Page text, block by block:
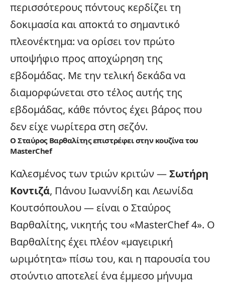
περισσότερους πόντους κερδίζει τη
δοκιμασία και αποκτά το σημαντικό
πλεονέκτημα: να ορίσει τον πρώτο
υποψήφιο προς αποχώρηση της
εβδομάδας. Με την τελική δεκάδα να
διαμορφώνεται στο τέλος αυτής της
εβδομάδας, κάθε πόντος έχει βάρος που
δεν είχε νωρίτερα στη σεζόν.
Ο Σταύρος Βαρθαλίτης επιστρέφει στην κουζίνα του
MasterChef
Καλεσμένος των τριών κριτών —Σωτήρη
Κοντιζά, Πάνου Ιωαννίδη και Λεωνίδα
Κουτσόπουλου — είναι ο Σταύρος
Βαρθαλίτης, νικητής του «MasterChef 4». Ο
Βαρθαλίτης έχει πλέον «μαγειρική
ωριμότητα» πίσω του, και η παρουσία του
στούντιο αποτελεί ένα έμμεσο μήνυμα